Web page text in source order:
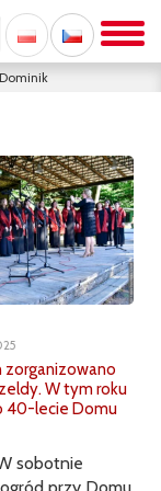
zorganizowano
W tym roku
40-lecie Domu
sobotnie